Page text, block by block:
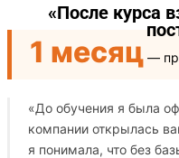
«После курса
1 месяц —
«До обучения я была
компании открылась
я понимала, что без